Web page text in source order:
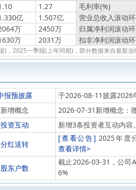
1.27
毛利率(%)
亿 1.507亿
营业总收入滚动
万 2450万
归属净利润滚动
万 2031万 扣非净利润滚动
)，2025一季报(上年同期)，部分数据来自最新业
报预披露
于2026-08-11披露2026
新增概念
2026-07-31新增概念：
投资互动
新增3条投资者互动内容
分红送转
[查看公告] 2025年度
查看详情>
股东户数
截止2026-03-31，公司
6%